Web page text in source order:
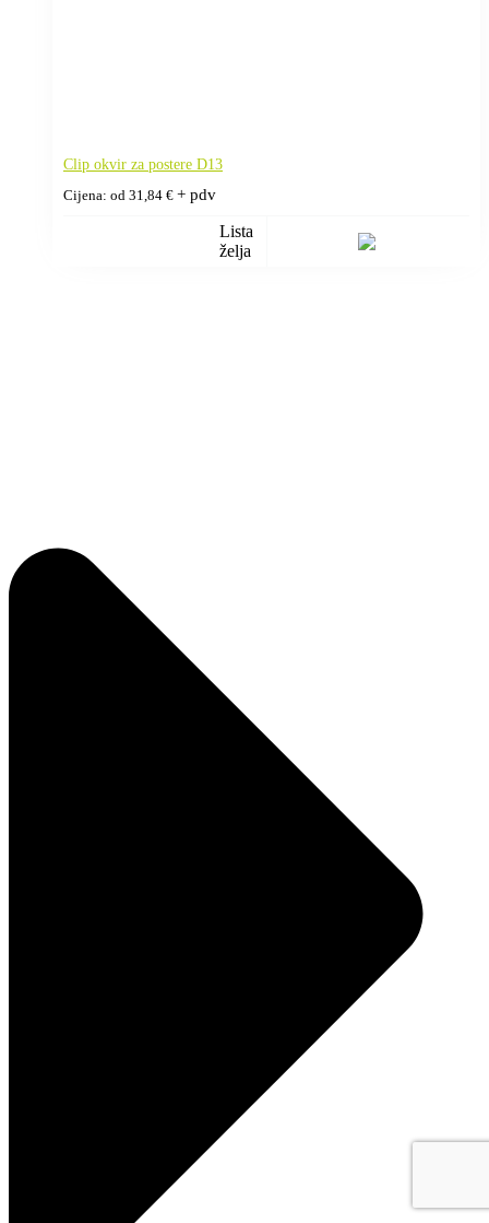
Clip okvir za postere D13
Cijena: od 31,84 € + pdv
Lista
želja